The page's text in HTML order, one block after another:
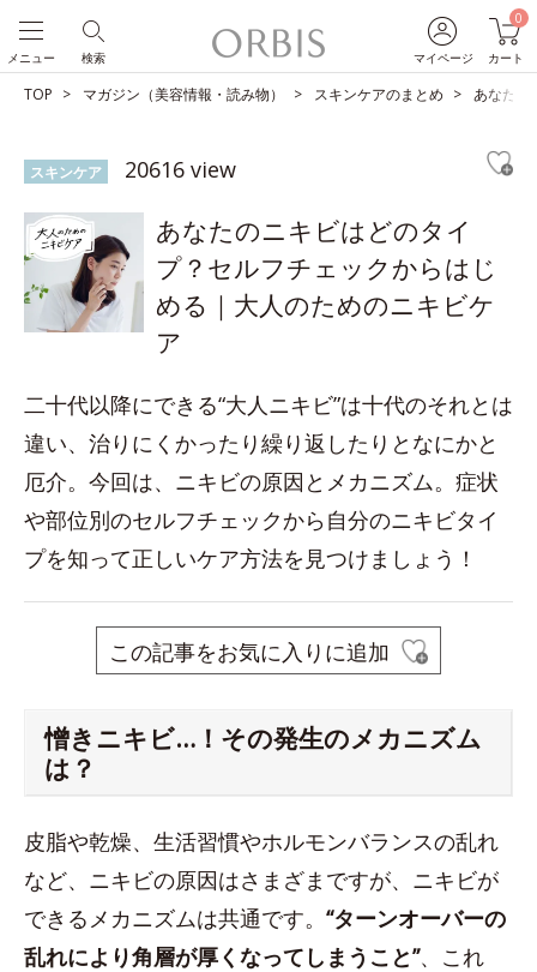
マイページ
0
カート
検索
メニュー
TOP マガジン（美容情報・読み物） スキンケアのまとめ あなたの
スキンケア 20616 view
あなたのニキビはどのタイ
プ？セルフチェックからはじ
める｜大人のためのニキビケ
ア
二十代以降にできる“大人ニキビ”は十代のそれとは
違い、治りにくかったり繰り返したりとなにかと
厄介。今回は、ニキビの原因とメカニズム。症状
や部位別のセルフチェックから自分のニキビタイ
プを知って正しいケア方法を見つけましょう！
この記事をお気に入りに追加
憎きニキビ…！その発生のメカニズム
は？
皮脂や乾燥、生活習慣やホルモンバランスの乱れ
など、ニキビの原因はさまざまですが、ニキビが
できるメカニズムは共通です。 “ターンオーバーの
乱れにより角層が厚くなってしまうこと”、これ